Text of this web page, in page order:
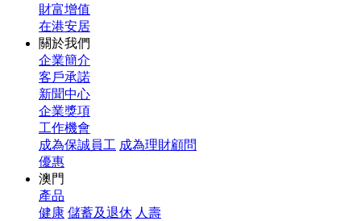
財富增值
在港安居
關於我們
企業簡介
客戶承諾
新聞中心
企業獎項
工作機會
成為保誠員工 成為理財顧問
優惠
澳門
產品
健康 儲蓄及退休 人壽